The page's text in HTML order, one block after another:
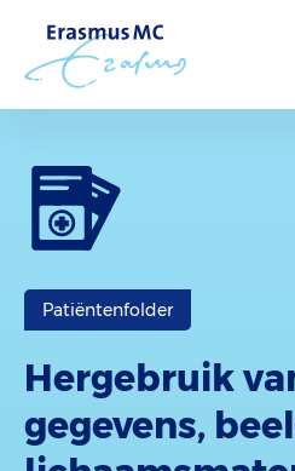
Patiëntenfolder
Hergebruik
gegevens,